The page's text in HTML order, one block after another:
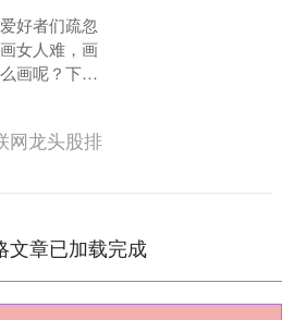
好者们疏忽
女人难，画
画呢？下面
法。 男生动
网龙头股排
文章已加载完成